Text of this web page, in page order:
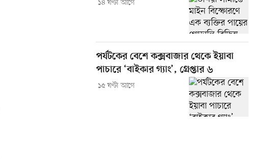
১৪ ঘণ্টা আগে
পর্যটকের বেশে কক্সবাজার থেকে ইয়াবা
পাচারে ‘বাইকার গ্যাং’, গ্রেপ্তার ৬
১৫ ঘণ্টা আগে